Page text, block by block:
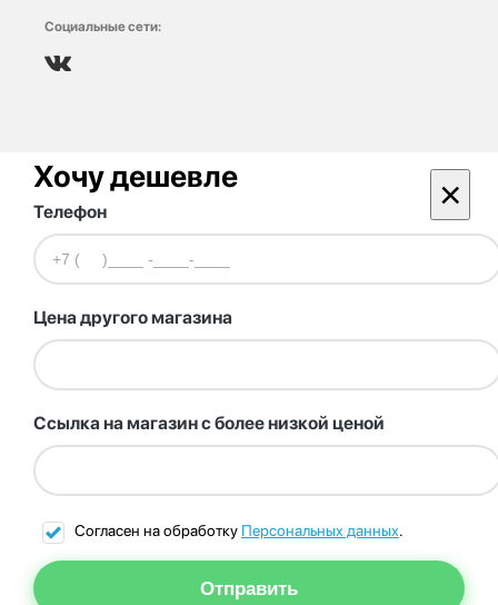
Социальные сети:
Хочу дешевле ×
Телефон
Цена другого магазина
Ссылка на магазин с более низкой ценой
Согласен на обработку Персональных данных.
Отправить